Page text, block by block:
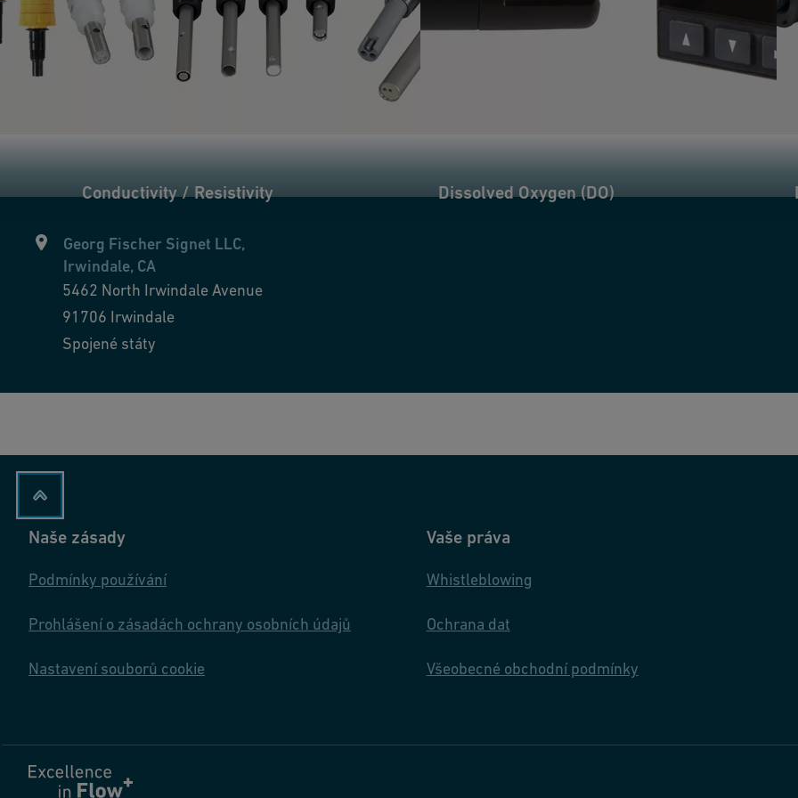
Conductivity / Resistivity Dissolved Oxygen (DO)
Georg Fischer Signet LLC,
Irwindale, CA
5462 North Irwindale Avenue
91706 Irwindale
Spojené státy
Naše zásady
Podmínky používání
Prohlášení o zásadách ochrany osobních údajů
Nastavení souborů cookie
Vaše práva
Whistleblowing
Ochrana dat
Všeobecné obchodní podmínky